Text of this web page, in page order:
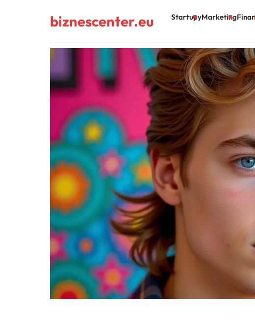
biznescenter.eu StartupyMarketing